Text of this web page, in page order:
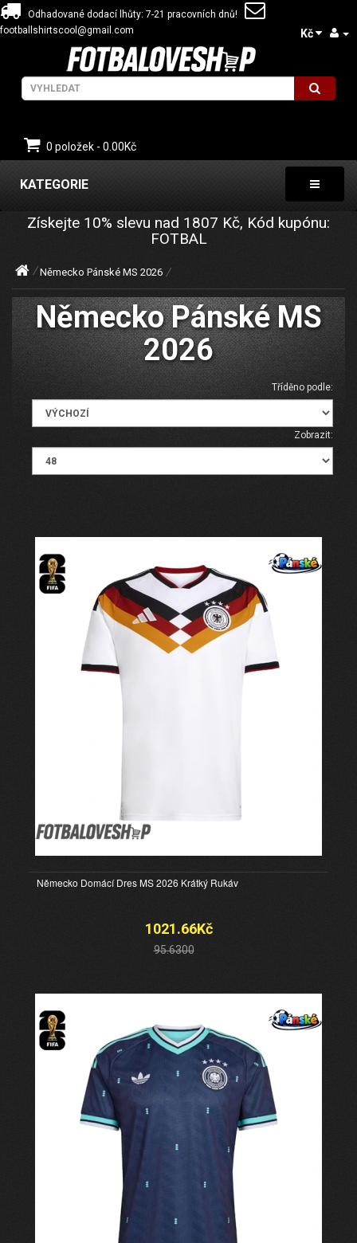
Odhadované dodací lhůty: 7-21 pracovních dnů!
footballshirtscool@gmail.com
Kč
0 položek - 0.00Kč
KATEGORIE
Získejte 10% slevu nad 1807 Kč, Kód kupónu:
FOTBAL
Německo Pánské MS 2026
Německo Pánské MS
2026
Tříděno podle:
Zobrazit:
Německo Domácí Dres MS 2026 Krátký Rukáv
1021.66Kč
95.6300